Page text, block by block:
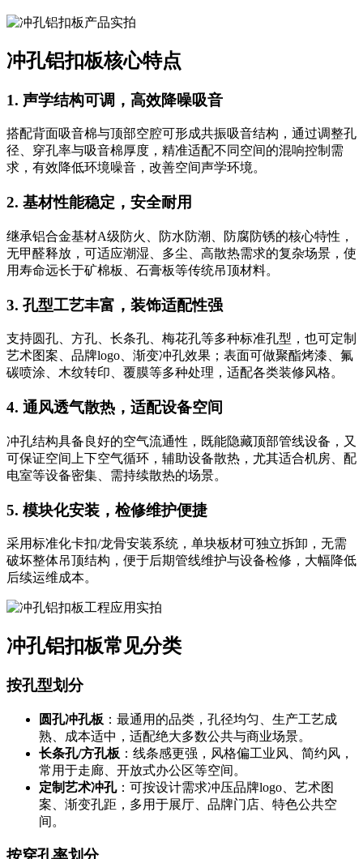
冲孔铝扣板核心特点
1. 声学结构可调，高效降噪吸音
搭配背面吸音棉与顶部空腔可形成共振吸音结构，通过调整孔
径、穿孔率与吸音棉厚度，精准适配不同空间的混响控制需
求，有效降低环境噪音，改善空间声学环境。
2. 基材性能稳定，安全耐用
继承铝合金基材A级防火、防水防潮、防腐防锈的核心特性，
无甲醛释放，可适应潮湿、多尘、高散热需求的复杂场景，使
用寿命远长于矿棉板、石膏板等传统吊顶材料。
3. 孔型工艺丰富，装饰适配性强
支持圆孔、方孔、长条孔、梅花孔等多种标准孔型，也可定制
艺术图案、品牌logo、渐变冲孔效果；表面可做聚酯烤漆、氟
碳喷涂、木纹转印、覆膜等多种处理，适配各类装修风格。
4. 通风透气散热，适配设备空间
冲孔结构具备良好的空气流通性，既能隐藏顶部管线设备，又
可保证空间上下空气循环，辅助设备散热，尤其适合机房、配
电室等设备密集、需持续散热的场景。
5. 模块化安装，检修维护便捷
采用标准化卡扣/龙骨安装系统，单块板材可独立拆卸，无需
破坏整体吊顶结构，便于后期管线维护与设备检修，大幅降低
后续运维成本。
冲孔铝扣板常见分类
按孔型划分
圆孔冲孔板 ：最通用的品类，孔径均匀、生产工艺成
熟、成本适中，适配绝大多数公共与商业场景。
长条孔/方孔板 ：线条感更强，风格偏工业风、简约风，
常用于走廊、开放式办公区等空间。
定制艺术冲孔：可按设计需求冲压品牌logo、艺术图
案、渐变孔距，多用于展厅、品牌门店、特色公共空
间。